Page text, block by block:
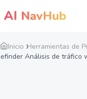
AI NavHub
Inicio Herramientas de
Análisis de tráfico